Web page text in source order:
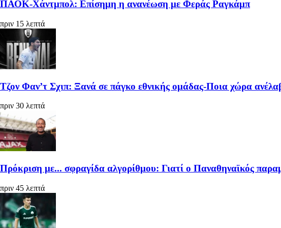
ΠΑΟΚ-Χάντμπολ: Επίσημη η ανανέωση με Φεράς Ραγκάμπ
πριν 15 λεπτά
Τζον Φαν’τ Σχιπ: Ξανά σε πάγκο εθνικής ομάδας-Ποια χώρα
πριν 30 λεπτά
Πρόκριση με... σφραγίδα αλγορίθμου: Γιατί ο Παναθηναϊκός
πριν 45 λεπτά